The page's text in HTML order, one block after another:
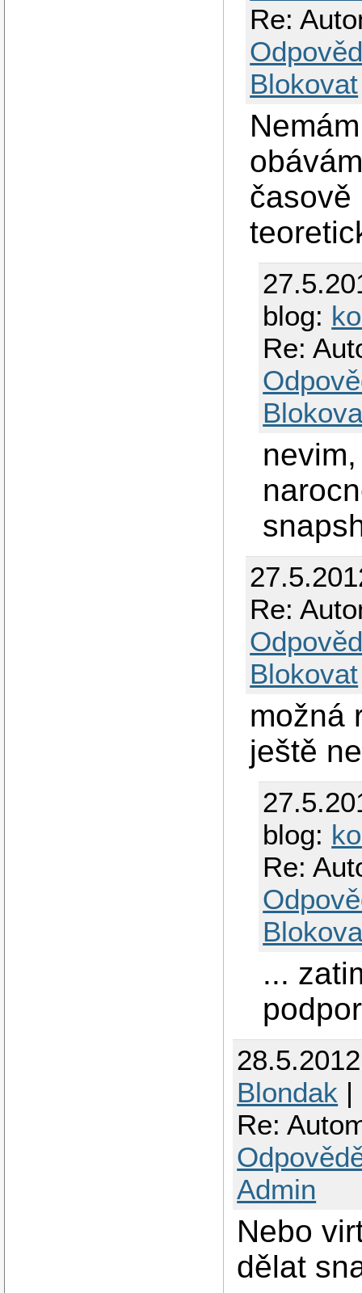
Re:
Blokovat
časově
blog:
Re:
Re:
Blokovat
možná
ještě
blog:
Re:
...
Blondak |
Re:
Admin
Nebo
dělat